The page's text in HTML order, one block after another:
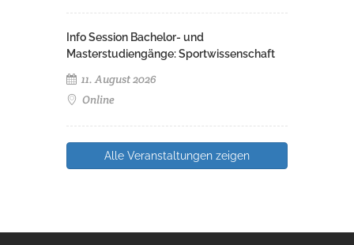
Info Session Bachelor- und
Masterstudiengänge: Sportwissenschaft
11. August 2026
Online
Alle Veranstaltungen zeigen